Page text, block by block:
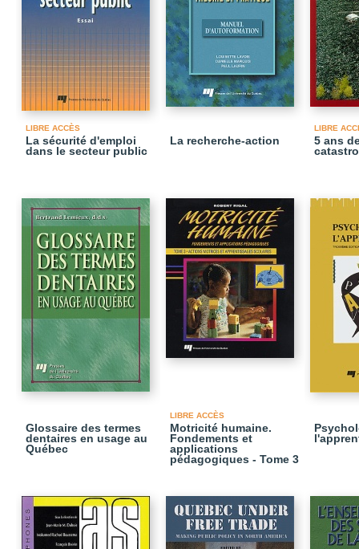
LIBRE ACCÈS
La sécurité d'emploi
dans le secteur public
La recherche-action
LIBRE
5 ans
Glossaire des termes
dentaires en usage au
Québec
LIBRE ACCÈS
Motricité humaine.
Fondements et
applications
pédagogiques - Tome 3